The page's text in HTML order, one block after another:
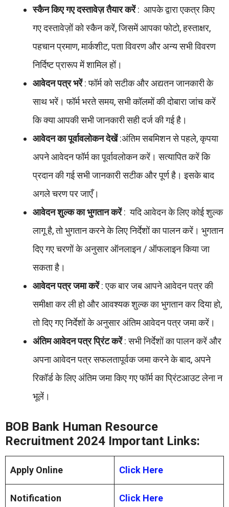
स्कैन किए गए दस्तावेज़ तैयार करें: आपके द्वारा एकत्र किए
गए दस्तावेज़ों को स्कैन करें, जिसमें आपका फोटो, हस्ताक्षर,
पहचान प्रमाण, मार्कशीट, पता विवरण और अन्य सभी विवरण
निर्दिष्ट प्रारूप में शामिल हों।
आवेदन पत्र भरें: फॉर्म को सटीक और अद्यतन जानकारी के
साथ भरें। फॉर्म भरते समय, सभी कॉलमों की दोबारा जांच करें
कि क्या आपकी सभी जानकारी सही दर्ज की गई है।
आवेदन का पूर्वावलोकन देखें:अंतिम सबमिशन से पहले, कृपया
अपने आवेदन फॉर्म का पूर्वावलोकन करें। सत्यापित करें कि
प्रदान की गई सभी जानकारी सटीक और पूर्ण है। इसके बाद
अगले चरण पर जाएँ।
आवेदन शुल्क का भुगतान करें: यदि आवेदन के लिए कोई शुल्क
लागू है, तो भुगतान करने के लिए निर्देशों का पालन करें। भुगतान
दिए गए चरणों के अनुसार ऑनलाइन / ऑफलाइन किया जा
सकता है।
आवेदन पत्र जमा करें: एक बार जब आपने आवेदन पत्र की
समीक्षा कर ली हो और आवश्यक शुल्क का भुगतान कर दिया हो,
तो दिए गए निर्देशों के अनुसार अंतिम आवेदन पत्र जमा करें।
अंतिम आवेदन पत्र प्रिंट करें: सभी निर्देशों का पालन करें और
अपना आवेदन पत्र सफलतापूर्वक जमा करने के बाद, अपने
रिकॉर्ड के लिए अंतिम जमा किए गए फॉर्म का प्रिंटआउट लेना न
भूलें।
BOB Bank Human Resource
Recruitment 2024 Important Links:
Apply Online Click Here
Notification Click Here